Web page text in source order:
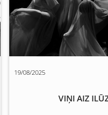
19/08/2025
VIŅI AIZ